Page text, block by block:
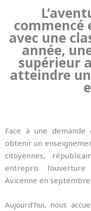
commencé
avec une
année,
supérieur
atteindre
Face à une demande
obtenir un
citoyennes,
entrepris
Avicenne en
Aujourd’hui, nous